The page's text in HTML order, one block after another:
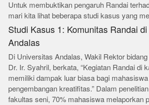
Untuk membuktikan pengaruh Randai
mari kita lihat beberapa studi kasus yang
Studi Kasus 1: Komunitas Randai
Andalas
Di Universitas Andalas, Wakil Rektor
Dr. Ir. Syahril, berkata, “Kegiatan Randai di
memiliki dampak luar biasa bagi
pengembangan kreatifitas.” Dalam
fakultas seni, 70% mahasiswa melaporkan